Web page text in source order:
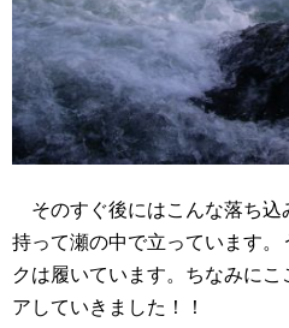
そのすぐ後にはこんな落ち込
持って瀬の中で立っています
クは履いています。ちなみにこ
アしていきました！！